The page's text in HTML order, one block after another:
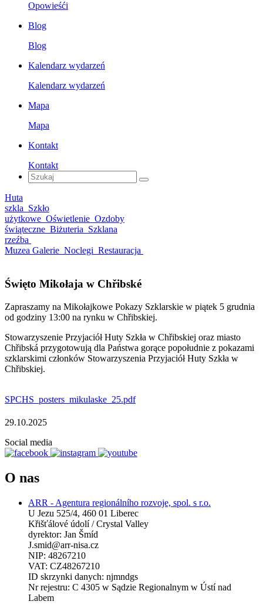
Opowieśći
Blog
Blog
Kalendarz wydarzeń
Kalendarz wydarzeń
Mapa
Mapa
Kontakt
Kontakt
Huta
szkla Szkło
użytkowe Oświetlenie Ozdoby
świąteczne Biżuteria Szklana
rzeźba
Muzea Galerie Noclegi Restauracja
Święto Mikołaja w Chřibské
Zapraszamy na Mikołajkowe Pokazy Szklarskie w piątek 5 grudnia
od godziny 13:00 na rynku w Chřibskiej.
Stowarzyszenie Przyjaciół Huty Szkła w Chřibskiej oraz miasto
Chřibská przygotowują dla Państwa gorące popołudnie z pokazami
szklarskimi członków Stowarzyszenia Przyjaciół Huty Szkła w
Chřibskiej.
SPCHS_posters_mikulaske_25.pdf
29.10.2025
Social media
O nas
ARR - Agentura regionálního rozvoje, spol. s r.o.
U Jezu 525/4, 460 01 Liberec
Křišťálové údolí / Crystal Valley
dyrektor: Jan Šmíd
J.smid@arr-nisa.cz
NIP: 48267210
VAT: CZ48267210
ID skrzynki danych: njmndgs
Nr rejestru: C 4305 w Sądzie Regionalnym w Ústí nad
Labem